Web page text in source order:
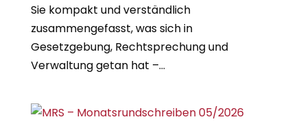
Sie kompakt und verständlich
zusammengefasst, was sich in
Gesetzgebung, Rechtsprechung und
Verwaltung getan hat –...